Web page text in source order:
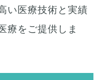
い医療技術と実績
療をご提供しま